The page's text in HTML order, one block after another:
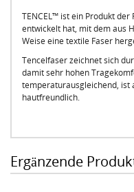
TENCEL™ ist ein Produkt
entwickelt hat, mit dem aus
Weise eine textile Faser
Tencelfaser zeichnet sich
damit sehr hohen
temperaturausgleichend, ist
hautfreundlich.
Ergänzende